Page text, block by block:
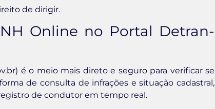
de dirigir.
Online no Portal Detran-
é o meio mais direto e seguro para verificar se
de consulta de infrações e situação cadastral,
de condutor em tempo real.